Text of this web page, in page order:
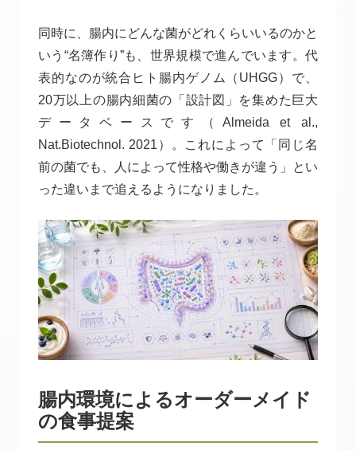
同時に、腸内にどんな菌がどれくらいいるのかと
いう“名簿作り”も、世界規模で進んでいます。代
表的なのが統合ヒト腸内ゲノム（UHGG）で、
20万以上の腸内細菌の「設計図」を集めた巨大
データベースです（Almeida et al.,
Nat.Biotechnol. 2021）。これによって「同じ名
前の菌でも、人によって性格や働きが違う」とい
った違いまで追えるようになりました。
腸内環境によるオーダーメイド
の食事提案